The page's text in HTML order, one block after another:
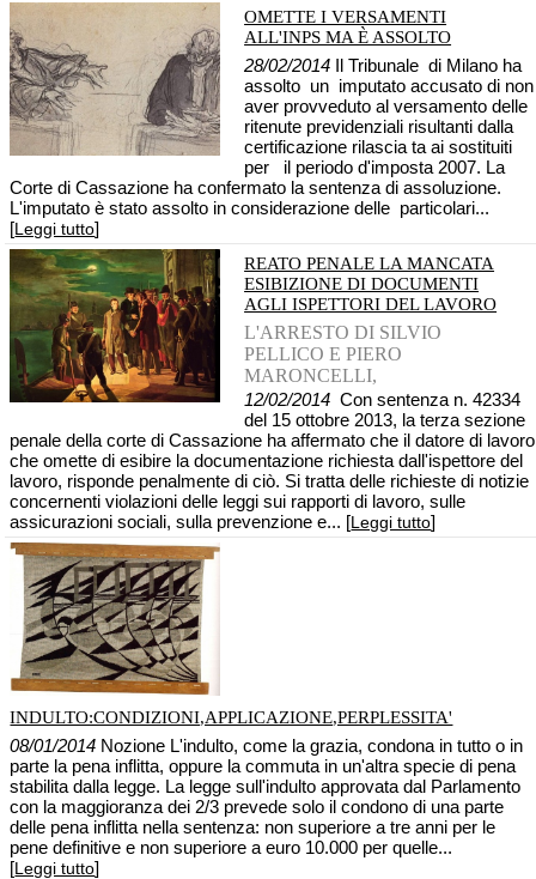
OMETTE I VERSAMENTI
ALL'INPS MA È ASSOLTO
28/02/2014 Il Tribunale di Milano ha
assolto un imputato accusato di non
aver provveduto al versamento delle
ritenute previdenziali risultanti dalla
certificazione rilascia ta ai sostituiti
per il periodo d'imposta 2007. La
Corte di Cassazione ha confermato la sentenza di assoluzione.
L'imputato è stato assolto in considerazione delle particolari...
[Leggi tutto]
REATO PENALE LA MANCATA
ESIBIZIONE DI DOCUMENTI
AGLI ISPETTORI DEL LAVORO
L'ARRESTO DI SILVIO
PELLICO E PIERO
MARONCELLI,
12/02/2014 Con sentenza n. 42334
del 15 ottobre 2013, la terza sezione
penale della corte di Cassazione ha affermato che il datore di lavoro
che omette di esibire la documentazione richiesta dall'ispettore del
lavoro, risponde penalmente di ciò. Si tratta delle richieste di notizie
concernenti violazioni delle leggi sui rapporti di lavoro, sulle
assicurazioni sociali, sulla prevenzione e... [Leggi tutto]
INDULTO:CONDIZIONI,APPLICAZIONE,PERPLESSITA'
08/01/2014 Nozione L'indulto, come la grazia, condona in tutto o in
parte la pena inflitta, oppure la commuta in un'altra specie di pena
stabilita dalla legge. La legge sull'indulto approvata dal Parlamento
con la maggioranza dei 2/3 prevede solo il condono di una parte
delle pena inflitta nella sentenza: non superiore a tre anni per le
pene definitive e non superiore a euro 10.000 per quelle...
[Leggi tutto]